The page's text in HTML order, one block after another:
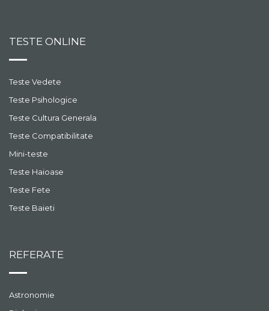
TESTE ONLINE
Teste Vedete
Teste Psihologice
Teste Cultura Generala
Teste Compatibilitate
Mini-teste
Teste Haioase
Teste Fete
Teste Baieti
REFERATE
Astronomie